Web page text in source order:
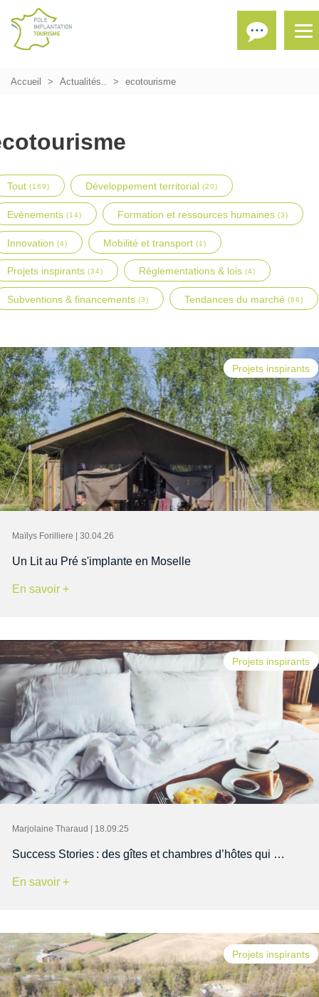
Accueil Actualités.. ecotourisme
Tout (169) Développement territorial (20)
Evènements (14) Formation et ressources humaines (3)
Innovation (4) Mobilité et transport (1)
Projets inspirants (34) Réglementations & lois (4)
Subventions & financements (3) Tendances du marché (86)
Projets inspirants
Maïlys Forilliere | 30.04.26
Un Lit au Pré s'implante en Moselle
En savoir +
Projets inspirants
Marjolaine Tharaud | 18.09.25
Success Stories : des gîtes et chambres d’hôtes qui …
En savoir +
Projets inspirants